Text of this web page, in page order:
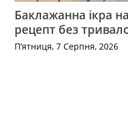
Баклажанна ікра
рецепт без
П’ятниця, 7 Серпня, 2026